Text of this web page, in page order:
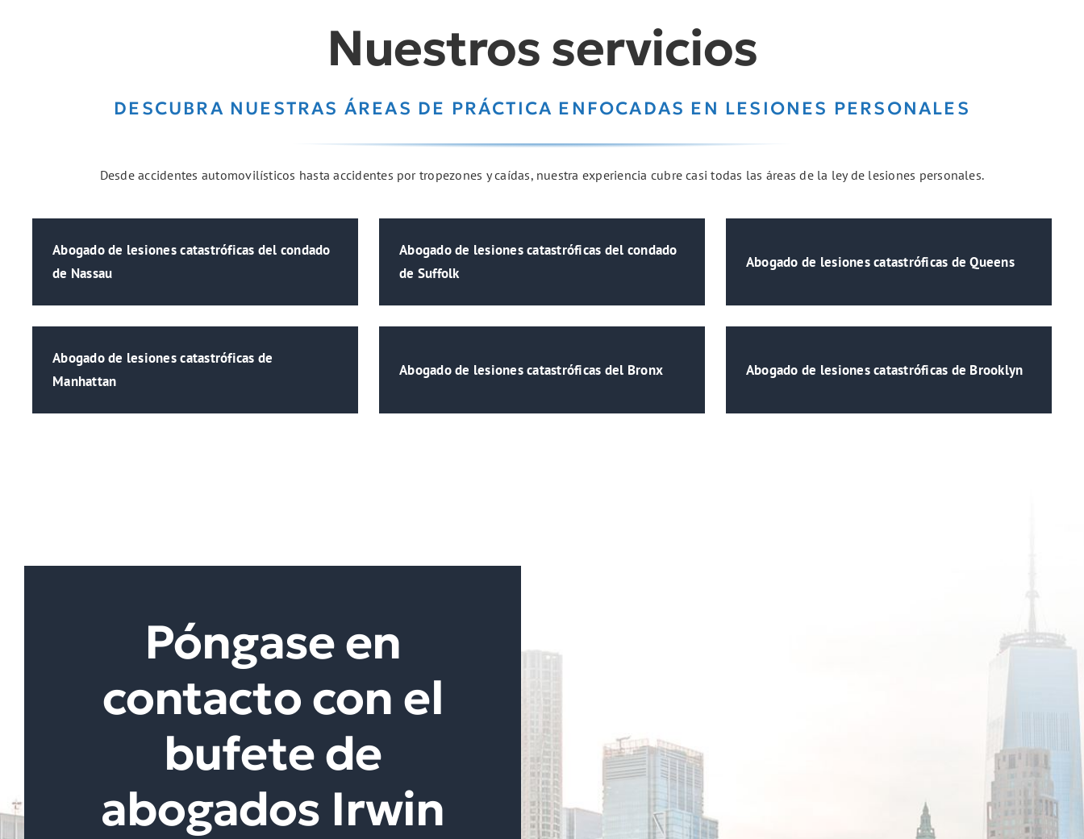
Nuestros servicios
DESCUBRA NUESTRAS ÁREAS DE PRÁCTICA ENFOCADAS EN LESIONES PERSONALES
Desde accidentes automovilísticos hasta accidentes por tropezones y caídas, nuestra experiencia cubre casi todas las áreas de la ley de lesiones personales.
Abogado de lesiones catastróficas del condado
de Nassau
Abogado de lesiones catastróficas del condado
de Suffolk
Abogado de lesiones catastróficas de Queens
Abogado de lesiones catastróficas de
Manhattan
Abogado de lesiones catastróficas del Bronx Abogado de lesiones catastróficas de Brooklyn
Póngase en
contacto con el
bufete de
abogados Irwin